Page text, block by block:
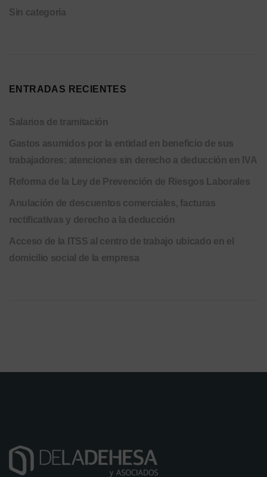
Sin categoría
ENTRADAS RECIENTES
Salarios de tramitación
Gastos asumidos por la entidad en beneficio de sus
trabajadores: atenciones sin derecho a deducción en IVA
Reforma de la Ley de Prevención de Riesgos Laborales
Anulación de descuentos comerciales, facturas
rectificativas y derecho a la deducción
Acceso de la ITSS al centro de trabajo ubicado en el
domicilio social de la empresa